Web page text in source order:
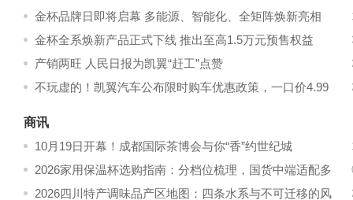
金杯品牌日即将启幕 多能源、智能化、全矩阵焕新亮相
金杯全系焕新产品正式下线 推出至高1.5万元预售权益
产销两旺 人民日报为凯翼“赶工”点赞
不玩虚的！凯翼汽车公布限时购车优惠政策，一口价4.99
商讯
10月19日开幕！成都国际茶博会与你“香”约世纪城
2026家用保温杯选购指南：分档位梳理，国货中端适配多
数家庭
2026四川特产调味品产区地图：四条水系与不可迁移的风